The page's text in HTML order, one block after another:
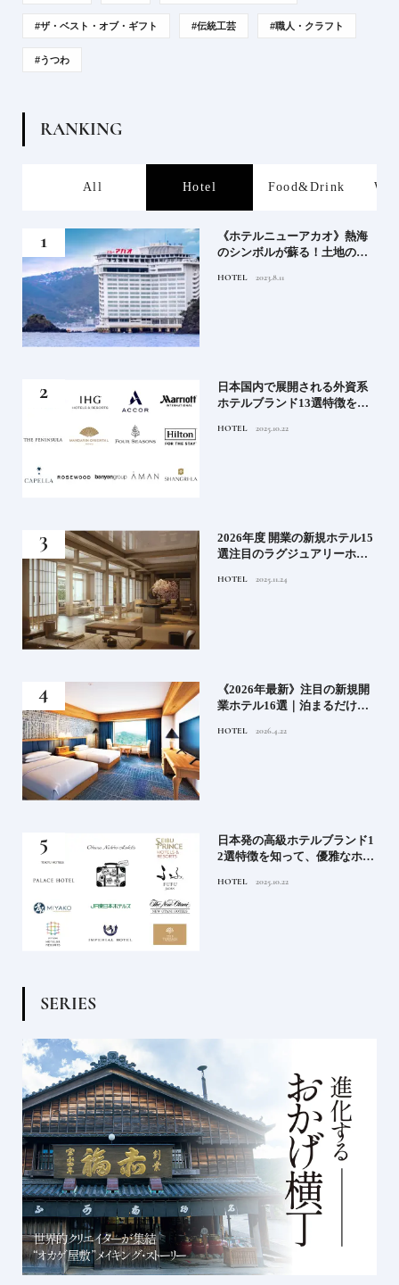
#ザ・ベスト・オブ・ギフト #伝統工芸 #職人・クラフト
#うつわ
RANKING
All Hotel Food&Drink
《ホテルニューアカオ》熱海
のシンボルが蘇る！土地の歴
HOTEL 2023.8.11
日本国内で展開される外資系
ホテルブランド13選特徴を知
満喫｜ホテルブランド大解剖
HOTEL 2025.10.22
2026年度 開業の新規ホテル15
選注目のラグジュアリーホテ
ィホテルまでご紹介【後編】
HOTEL 2025.11.24
《2026年最新》注目の新規開
業ホテル16選｜泊まるだけで
ル
HOTEL 2026.4.22
日本発の高級ホテルブランド1
2選特徴を知って、優雅なホテ
ンド大解剖①
HOTEL 2025.10.22
SERIES